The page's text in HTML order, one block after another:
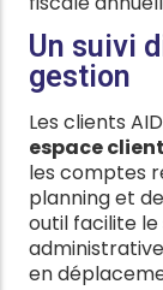
Un suivi
gestion
Les clients
espace
les comptes
planning et
outil facilite le
en